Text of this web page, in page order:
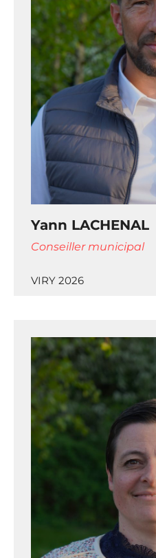
Yann LACHENAL
Conseiller municipal
VIRY 2026